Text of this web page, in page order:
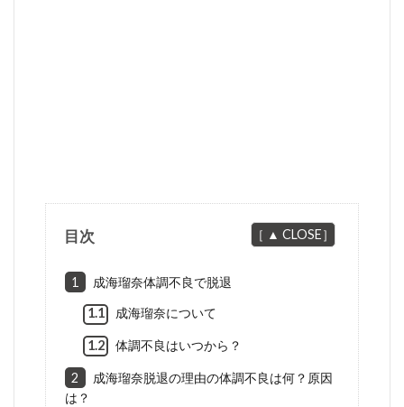
目次
1 成海瑠奈体調不良で脱退
1.1 成海瑠奈について
1.2 体調不良はいつから？
2
成海瑠奈脱退の理由の体調不良は何？原因
は？